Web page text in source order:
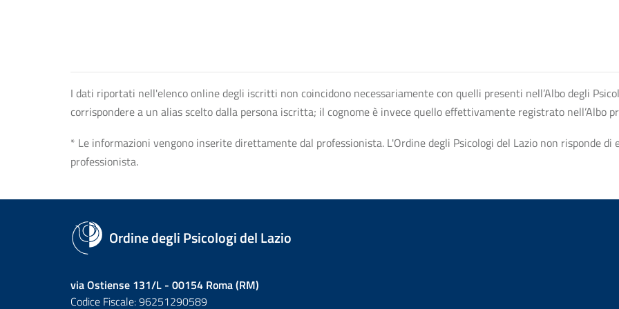
I dati riportati nell'elenco online degli iscritti non coincidono necessariamente con quelli presenti nell’Albo degli
corrispondere a un alias scelto dalla persona iscritta; il cognome è invece quello effettivamente registrato nell’Albo
* Le informazioni vengono inserite direttamente dal professionista. L'Ordine degli Psicologi del Lazio non risponde
professionista.
Ordine degli Psicologi del Lazio
via Ostiense 131/L - 00154 Roma (RM)
Codice Fiscale: 96251290589